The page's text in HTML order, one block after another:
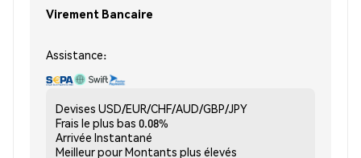
Virement Bancaire
Assistance:
Devises USD/EUR/CHF/AUD/GBP/JPY
Frais le plus bas 0.08%
Arrivée Instantané
Meilleur pourMontants plus élevés